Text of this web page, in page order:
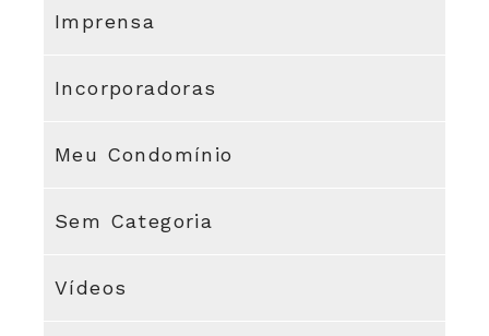
Imprensa
Incorporadoras
Meu Condomínio
Sem Categoria
Vídeos